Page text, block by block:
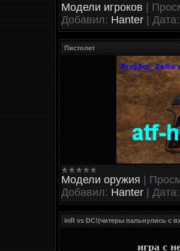
Модели игроков |
Добавил: Hanter | Дата:
Пистолет
Модели оружия |
Добавил: Hanter | Дата:
inR vs DC!(читеры пальнулись с
игра с